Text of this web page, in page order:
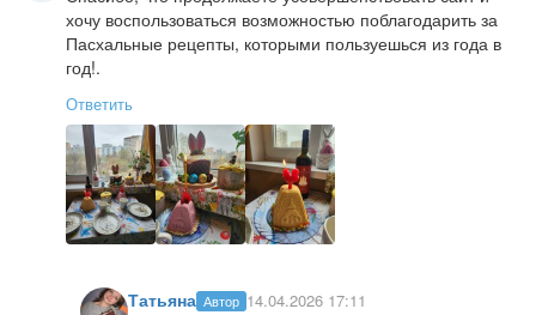
хочу воспользоваться возможностью поблагодарить за
Пасхальные рецепты, которыми пользуешься из года в
год!.
Ответить
Татьяна Автор 14.04.2026 17:11